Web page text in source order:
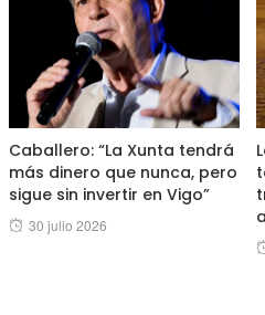
Caballero: “La Xunta tendrá
más dinero que nunca, pero
sigue sin invertir en Vigo”
Posted
30 julio 2026